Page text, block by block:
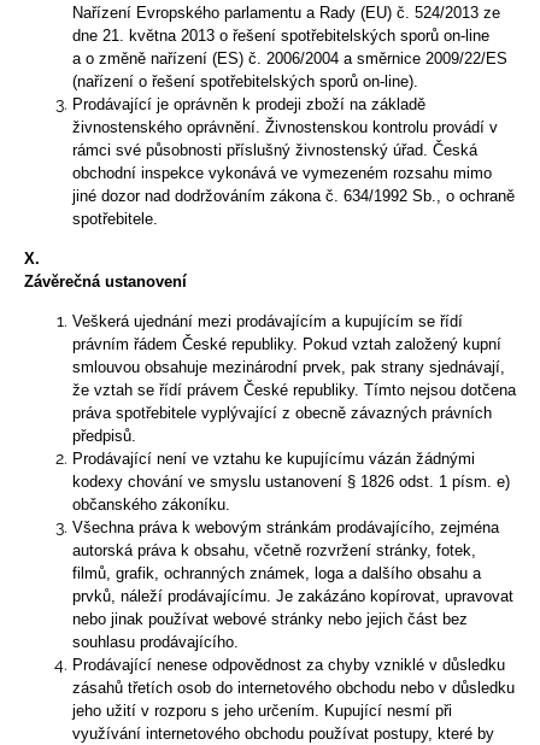
Nařízení Evropského parlamentu a Rady (EU) č. 524/2013 ze
dne 21. května 2013 o řešení spotřebitelských sporů on-line
a o změně nařízení (ES) č. 2006/2004 a směrnice 2009/22/ES
(nařízení o řešení spotřebitelských sporů on-line).
Prodávající je oprávněn k prodeji zboží na základě
živnostenského oprávnění. Živnostenskou kontrolu provádí v
rámci své působnosti příslušný živnostenský úřad. Česká
obchodní inspekce vykonává ve vymezeném rozsahu mimo
jiné dozor nad dodržováním zákona č. 634/1992 Sb., o ochraně
spotřebitele.
X.
Závěrečná ustanovení
Veškerá ujednání mezi prodávajícím a kupujícím se řídí
právním řádem České republiky. Pokud vztah založený kupní
smlouvou obsahuje mezinárodní prvek, pak strany sjednávají,
že vztah se řídí právem České republiky. Tímto nejsou dotčena
práva spotřebitele vyplývající z obecně závazných právních
předpisů.
Prodávající není ve vztahu ke kupujícímu vázán žádnými
kodexy chování ve smyslu ustanovení § 1826 odst. 1 písm. e)
občanského zákoníku.
Všechna práva k webovým stránkám prodávajícího, zejména
autorská práva k obsahu, včetně rozvržení stránky, fotek,
filmů, grafik, ochranných známek, loga a dalšího obsahu a
prvků, náleží prodávajícímu. Je zakázáno kopírovat, upravovat
nebo jinak používat webové stránky nebo jejich část bez
souhlasu prodávajícího.
Prodávající nenese odpovědnost za chyby vzniklé v důsledku
zásahů třetích osob do internetového obchodu nebo v důsledku
jeho užití v rozporu s jeho určením. Kupující nesmí při
využívání internetového obchodu používat postupy, které by